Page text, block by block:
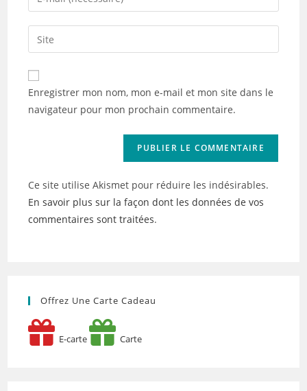
comment
your
email
address
comment
Saisir
l’URL
de
votre
(facultatif)
Enregistrer mon nom, mon e-mail et mon site dans le
navigateur pour mon prochain commentaire.
Ce site utilise Akismet pour réduire les indésirables.
En savoir plus sur la façon dont les données de vos
commentaires sont traitées.
Offrez Une Carte Cadeau
E-carte Carte